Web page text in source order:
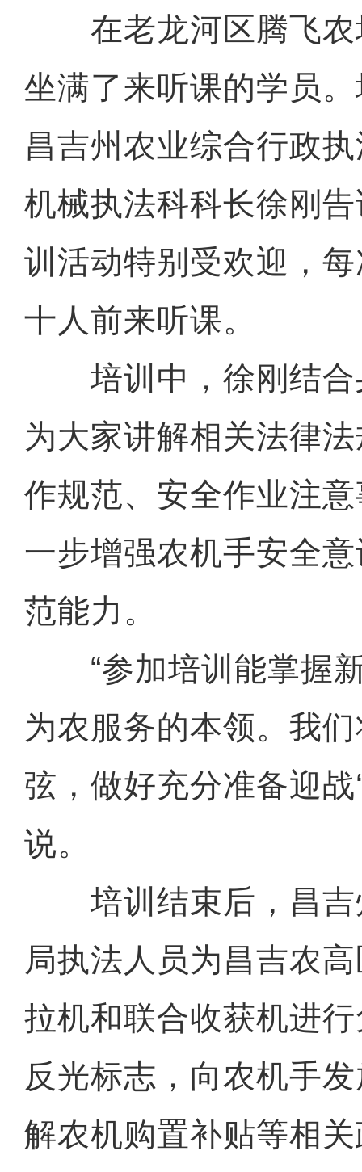
在老龙河区腾飞农
坐满了来听课的学员
昌吉州农业综合行政
机械执法科科长徐刚
训活动特别受欢迎，
十人前来听课。
培训中，徐刚结合
为大家讲解相关法律
作规范、安全作业注
一步增强农机手安全
范能力。
“参加培训能掌握新
为农服务的本领。我
弦，做好充分准备迎战
说。
培训结束后，昌吉
局执法人员为昌吉农
拉机和联合收获机进
反光标志，向农机手
解农机购置补贴等相